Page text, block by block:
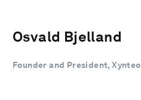
Osvald Bjelland
Founder and President, Xynteo